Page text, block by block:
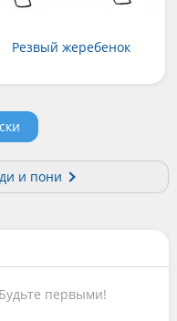
Резвый жеребенок
и пони
первыми!